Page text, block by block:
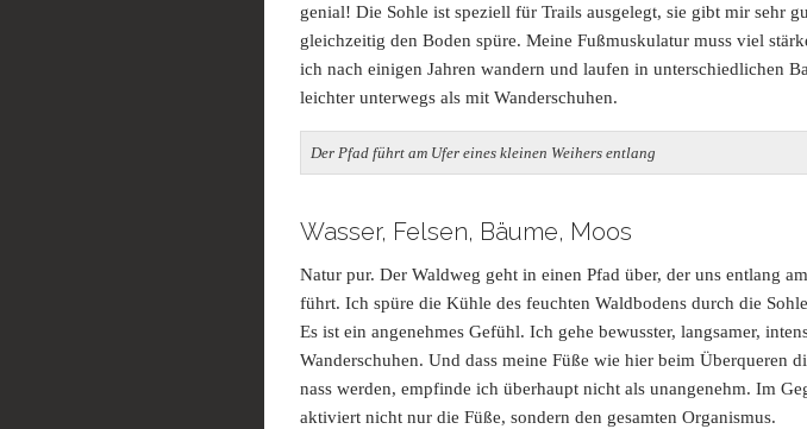
genial! Die Sohle ist speziell für Trails ausgelegt, sie gibt mir sehr
gleichzeitig den Boden spüre. Meine Fußmuskulatur muss viel
ich nach einigen Jahren wandern und laufen in unterschiedlichen
leichter unterwegs als mit Wanderschuhen.
Der Pfad führt am Ufer eines kleinen Weihers entlang
Wasser, Felsen, Bäume, Moos
Natur pur. Der Waldweg geht in einen Pfad über, der uns entlang
führt. Ich spüre die Kühle des feuchten Waldbodens durch die
Es ist ein angenehmes Gefühl. Ich gehe bewusster, langsamer,
Wanderschuhen. Und dass meine Füße wie hier beim Überqueren
nass werden, empfinde ich überhaupt nicht als unangenehm. Im
aktiviert nicht nur die Füße, sondern den gesamten Organismus.